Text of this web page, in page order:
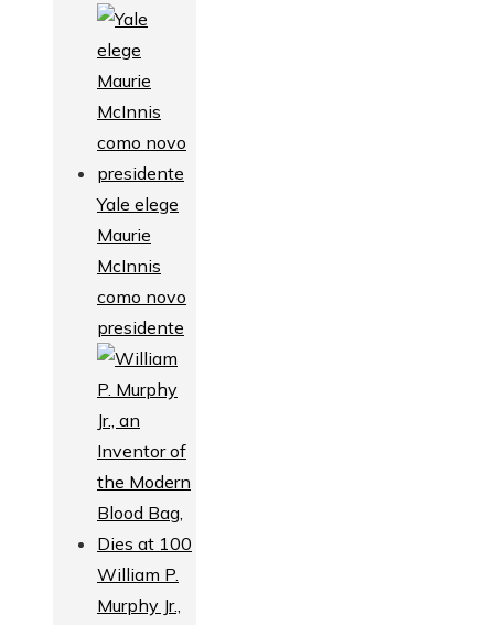
Yale elege
Maurie
McInnis
como novo
presidente
William P.
Murphy Jr.,